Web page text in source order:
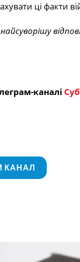
ці факти
каналі
КАНАЛ